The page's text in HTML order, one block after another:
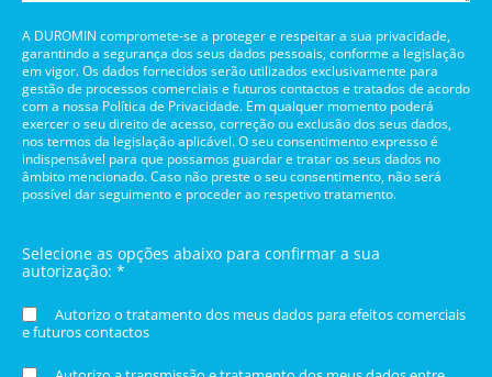
A DUROMIN compromete-se a proteger e respeitar a sua privacidade,
garantindo a segurança dos seus dados pessoais, conforme a legislação
em vigor. Os dados fornecidos serão utilizados exclusivamente para
gestão de processos comerciais e futuros contactos e tratados de acordo
com a nossa Política de Privacidade. Em qualquer momento poderá
exercer o seu direito de acesso, correção ou exclusão dos seus dados,
nos termos da legislação aplicável. O seu consentimento expresso é
indispensável para que possamos guardar e tratar os seus dados no
âmbito mencionado. Caso não preste o seu consentimento, não será
possível dar seguimento e proceder ao respetivo tratamento.
Selecione as opções abaixo para confirmar a sua
autorização: *
Autorizo o tratamento dos meus dados para efeitos comerciais
e futuros contactos